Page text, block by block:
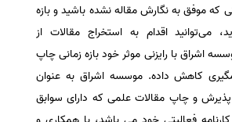
موفق به نگارش مقاله نشده‌ باشید و بازه
می‌توانید اقدام به استخراج مقالات از
اشراق با رایزنی موثر خود بازه زمانی چاپ
کاهش داده. موسسه اشراق به عنوان
و چاپ مقالات علمی که دارای سوابق